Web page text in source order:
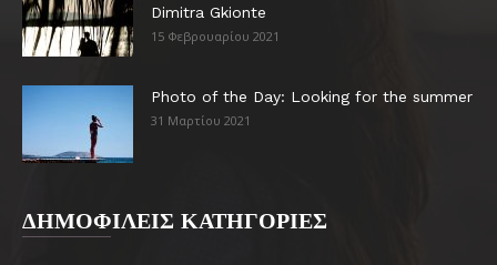
Dimitra Gkionte
15 Φεβρουαρίου 2021
Photo of the Day: Looking for the summer
31 Μαρτίου 2021
ΔΗΜΟΦΙΛΕΙΣ ΚΑΤΗΓΟΡΙΕΣ